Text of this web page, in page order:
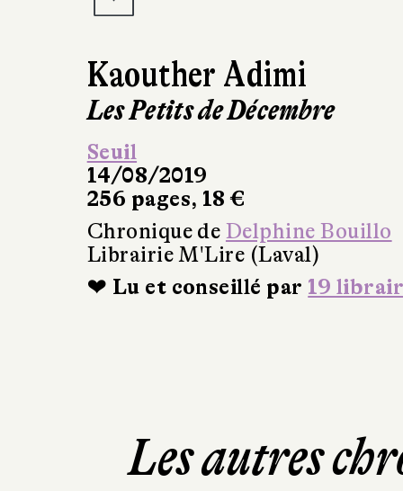
Kaouther Adimi
Les Petits de Décembre
Seuil
14/08/2019
256 pages, 18 €
Chronique de Delphine Bouillo
Librairie M'Lire (Laval)
❤ Lu et conseillé par 19
Les autres